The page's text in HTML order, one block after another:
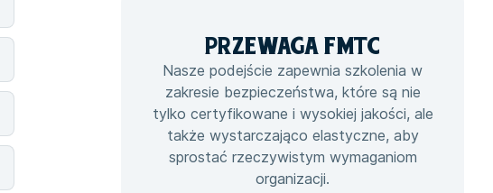
PRZEWAGA FMTC
Nasze podejście zapewnia szkolenia w
zakresie bezpieczeństwa, które są nie
tylko certyfikowane i wysokiej jakości, ale
także wystarczająco elastyczne, aby
sprostać rzeczywistym wymaganiom
organizacji.